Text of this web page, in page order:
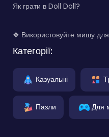
Як грати в Doll Doll?
❖ Використовуйте мишу для
Категорії:
Казуальні
Пазли Для